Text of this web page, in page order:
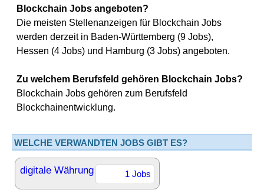
Blockchain Jobs angeboten?
Die meisten Stellenanzeigen für Blockchain Jobs
werden derzeit in Baden-Württemberg (9 Jobs),
Hessen (4 Jobs) und Hamburg (3 Jobs) angeboten.
Zu welchem Berufsfeld gehören Blockchain Jobs?
Blockchain Jobs gehören zum Berufsfeld
Blockchainentwicklung.
WELCHE VERWANDTEN JOBS GIBT ES?
digitale Währung 1 Jobs